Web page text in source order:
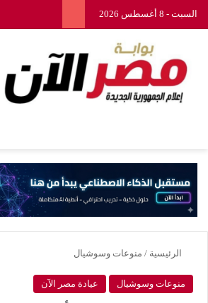
السبت - 8 أغسطس 2026
الرئيسية / منوعات وسوشيال
منوعات وسوشيال عيادة مصر الآن